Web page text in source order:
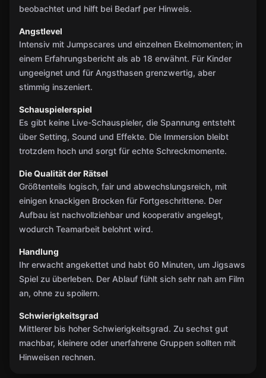
beobachtet und hilft bei Bedarf per Hinweis.
Angstlevel
Intensiv mit Jumpscares und einzelnen Ekelmomenten; in
einem Erfahrungsbericht als ab 18 erwähnt. Für Kinder
ungeeignet und für Angsthasen grenzwertig, aber
stimmig inszeniert.
Schauspielerspiel
Es gibt keine Live-Schauspieler, die Spannung entsteht
über Setting, Sound und Effekte. Die Immersion bleibt
trotzdem hoch und sorgt für echte Schreckmomente.
Die Qualität der Rätsel
Größtenteils logisch, fair und abwechslungsreich, mit
einigen knackigen Brocken für Fortgeschrittene. Der
Aufbau ist nachvollziehbar und kooperativ angelegt,
wodurch Teamarbeit belohnt wird.
Handlung
Ihr erwacht angekettet und habt 60 Minuten, um Jigsaws
Spiel zu überleben. Der Ablauf fühlt sich sehr nah am Film
an, ohne zu spoilern.
Schwierigkeitsgrad
Mittlerer bis hoher Schwierigkeitsgrad. Zu sechst gut
machbar, kleinere oder unerfahrene Gruppen sollten mit
Hinweisen rechnen.